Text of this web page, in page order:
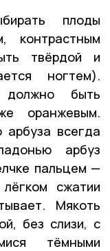
плоды
контрастным
твёрдой и
ногтем).
быть
оранжевым.
арбуза всегда
арбуз
пальцем —
сжатии
Мякоть
без слизи, с
тёмными